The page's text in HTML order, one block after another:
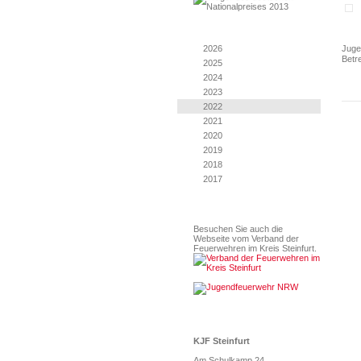
2026
2025
2024
2023
2022
2021
2020
2019
2018
2017
Besuchen Sie auch die
Webseite vom Verband der
Feuerwehren im Kreis Steinfurt.
KJF Steinfurt